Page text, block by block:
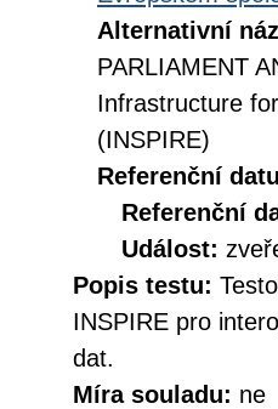
Alternativní
PARLIAMENT
Infrastructure
(INSPIRE)
Referenční
Referenční
Událost:
Popis testu:
INSPIRE pro
dat.
Míra souladu: ne